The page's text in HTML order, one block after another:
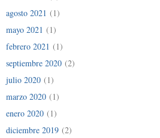
agosto 2021 (1)
mayo 2021 (1)
febrero 2021 (1)
septiembre 2020 (2)
julio 2020 (1)
marzo 2020 (1)
enero 2020 (1)
diciembre 2019 (2)